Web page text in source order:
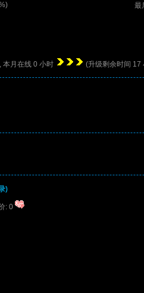
最
本月在线 0 小时 (升级剩余时间 17
)
: 0